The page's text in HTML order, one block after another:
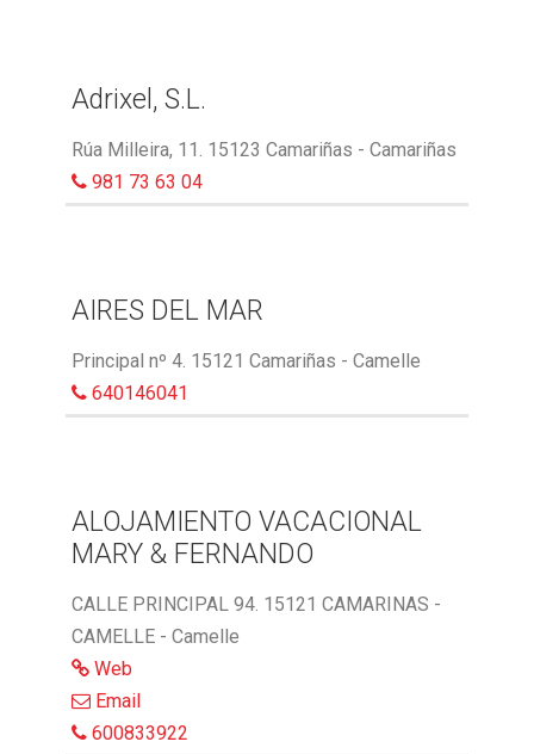
Adrixel, S.L.
Rúa Milleira, 11. 15123 Camariñas - Camariñas
981 73 63 04
AIRES DEL MAR
Principal nº 4. 15121 Camariñas - Camelle
640146041
ALOJAMIENTO VACACIONAL
MARY & FERNANDO
CALLE PRINCIPAL 94. 15121 CAMARINAS -
CAMELLE - Camelle
Web
Email
600833922